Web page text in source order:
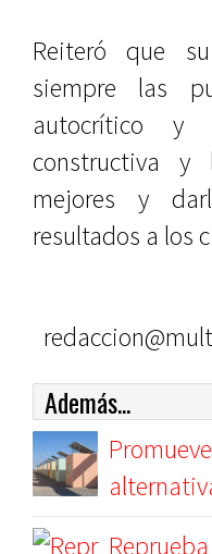
Reiteró que
siempre las
autocrítico y
constructiva
mejores y
resultados a los
Además...